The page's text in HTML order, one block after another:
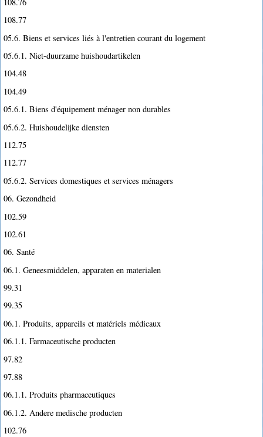
108.77
05.6. Biens et services liés à l'entretien courant du logement
05.6.1. Niet-duurzame huishoudartikelen
104.48
104.49
05.6.1. Biens d'équipement ménager non durables
05.6.2. Huishoudelijke diensten
112.75
112.77
05.6.2. Services domestiques et services ménagers
06. Gezondheid
102.59
102.61
06. Santé
06.1. Geneesmiddelen, apparaten en materialen
99.31
99.35
06.1. Produits, appareils et matériels médicaux
06.1.1. Farmaceutische producten
97.82
97.88
06.1.1. Produits pharmaceutiques
06.1.2. Andere medische producten
102.76